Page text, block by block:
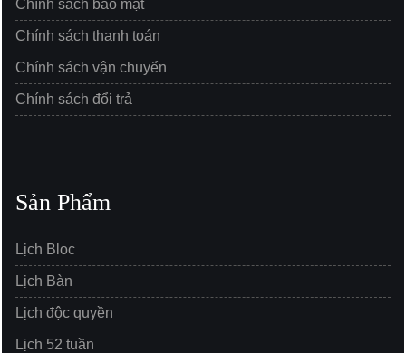
Chính sách bảo mật
Chính sách thanh toán
Chính sách vận chuyển
Chính sách đổi trả
Sản Phẩm
Lịch Bloc
Lịch Bàn
Lịch độc quyền
Lịch 52 tuần